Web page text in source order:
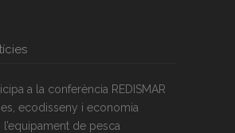
a la conferència REDISMAR
ecodisseny i economia
de pesca